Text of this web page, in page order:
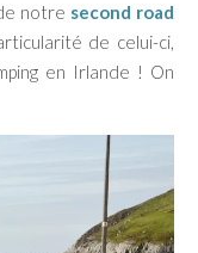
notre second road
de celui-ci,
en Irlande ! On